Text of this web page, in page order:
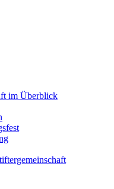
im Überblick